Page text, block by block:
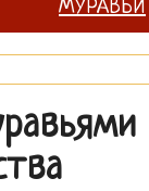
МУРАВЬИ